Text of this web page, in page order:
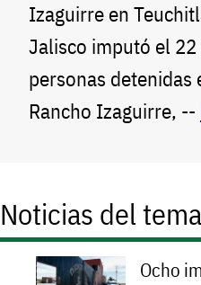
Izaguirre en
Jalisco imputó el 22
personas detenidas
Rancho Izaguirre, --
Noticias del tema
Ocho